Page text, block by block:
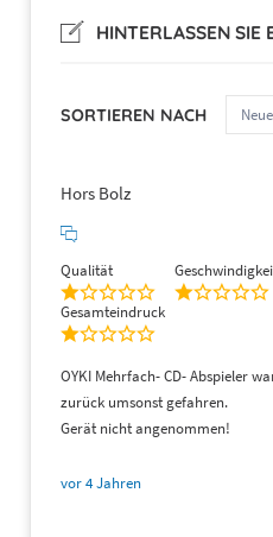
HINTERLASSEN SIE
SORTIEREN NACH
Hors Bolz
Qualität
Gesamteindruck
OYKI Mehrfach- CD- Abspieler
zurück umsonst gefahren.
Gerät nicht angenommen!
vor 4 Jahren